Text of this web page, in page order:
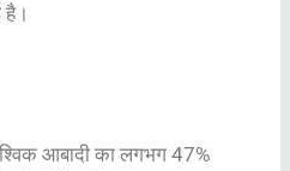
है।
आबादी का लगभग 47%